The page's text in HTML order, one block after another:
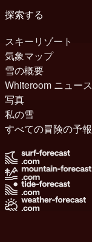
探索する
スキーリゾート
気象マップ
雪の概要
Whiteroom ニュース
写真
私の雪
すべての冒険の予報